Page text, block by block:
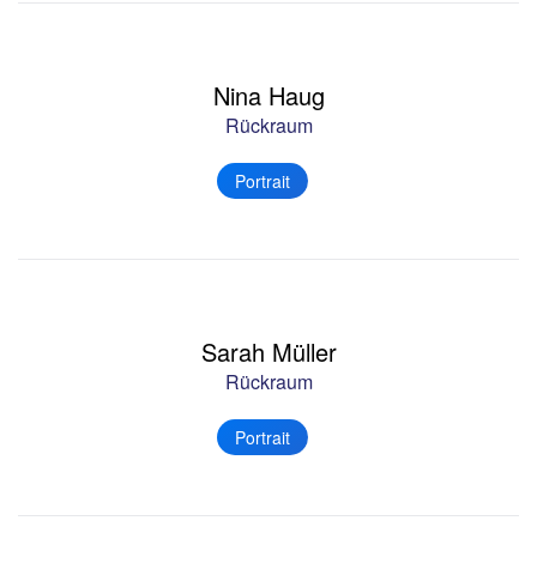
Nina Haug
Rückraum
Portrait
Sarah Müller
Rückraum
Portrait